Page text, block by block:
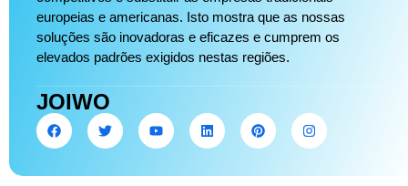
europeias e americanas. Isto mostra que as nossas
soluções são inovadoras e eficazes e cumprem os
elevados padrões exigidos nestas regiões.
JOIWO